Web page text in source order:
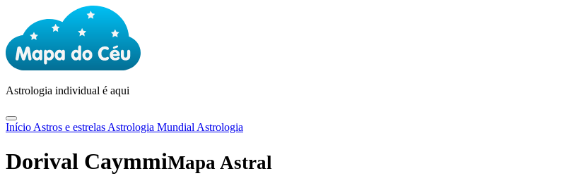
Astrologia individual é aqui
Início Astros e estrelas Astrologia Mundial Astrologia
Dorival CaymmiMapa Astral